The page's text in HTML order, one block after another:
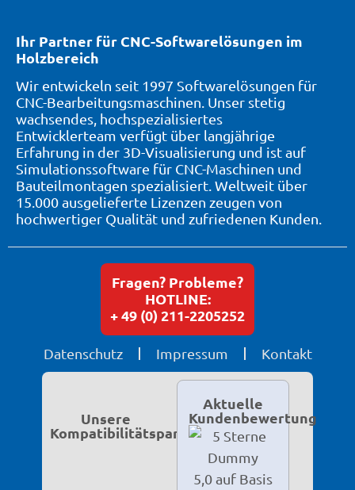
Ihr Partner für CNC-Softwarelösungen im
Holzbereich
Wir entwickeln seit 1997 Softwarelösungen für
CNC-Bearbeitungsmaschinen. Unser stetig
wachsendes, hochspezialisiertes
Entwicklerteam verfügt über langjährige
Erfahrung in der 3D-Visualisierung und ist auf
Simulationssoftware für CNC-Maschinen und
Bauteilmontagen spezialisiert. Weltweit über
15.000 ausgelieferte Lizenzen zeugen von
hochwertiger Qualität und zufriedenen Kunden.
Datenschutz Impressum Kontakt
Fragen? Probleme?
HOTLINE:
+ 49 (0) 211-2205252
Unsere
Kompatibilitätspartner
Aktuelle
Kundenbewertung
5,0 auf Basis